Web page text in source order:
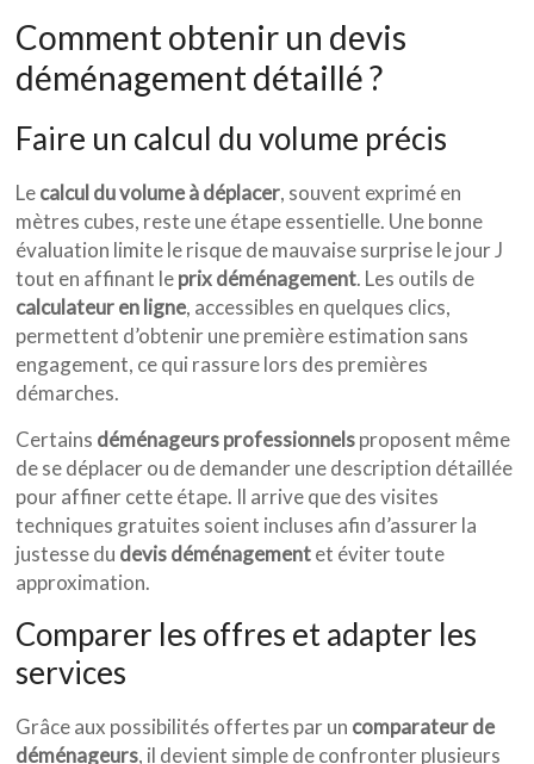
Comment obtenir un devis
déménagement détaillé ?
Faire un calcul du volume précis
Lecalcul du volume à déplacer, souvent exprimé en
mètres cubes, reste une étape essentielle. Une bonne
évaluation limite le risque de mauvaise surprise le jour J
tout en affinant leprix déménagement. Les outils de
calculateur en ligne, accessibles en quelques clics,
permettent d’obtenir une première estimation sans
engagement, ce qui rassure lors des premières
démarches.
Certains déménageurs professionnelsproposent même
de se déplacer ou de demander une description détaillée
pour affiner cette étape. Il arrive que des visites
techniques gratuites soient incluses afin d’assurer la
justesse du devis déménagementet éviter toute
approximation.
Comparer les offres et adapter les
services
Grâce aux possibilités offertes par un comparateur de
déménageurs, il devient simple de confronter plusieurs